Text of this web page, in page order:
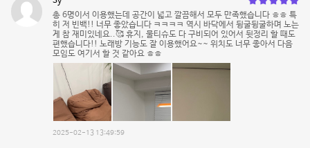
총 6명이서 이용했는데 공간이 넓고 깔끔해서 모두 만족했습니다 ㅎㅎ 특
히 저 빈백!! 너무 좋았습니다 ㅋㅋㅋㅋ 역시 바닥에서 뒹굴뒹굴하며 노는
게 참 재미있네요..🥰 휴지, 물티슈도 다 구비되어 있어서 뒷정리 할 때도
편했습니다!! 노래방 기능도 잘 이용했어요~~ 위치도 너무 좋아서 다음
모임도 여기서 할 것 같아요 ㅎㅎ
2025-02-13 13:49:59